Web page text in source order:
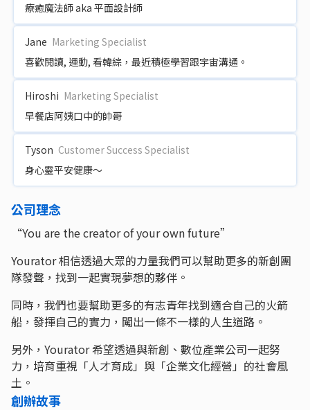
療癒魔法師 aka 平面設計師
Jane Marketing Specialist
喜歡閱讀, 運動, 看韓綜，最近積極學習跟宇宙溝通。
Hiroshi Marketing Specialist
早餐店阿姨口中的帥哥
Tyson Customer Success Specialist
身心靈平安健康～
公司理念
“You are the creator of your own future”
Yourator 相信透過大眾的力量我們可以幫助更多的新創團
隊發聲，找到一起實現夢想的夥伴。
同時，我們也要幫助更多的有志青年找到適合自己的火箭
船，發揮自己的實力，闖出一條不一樣的人生道路。
另外，Yourator 希望透過與新創、數位產業公司一起努
力，培育重視「人才育成」與「企業文化經營」的社會風
土。
創辦故事